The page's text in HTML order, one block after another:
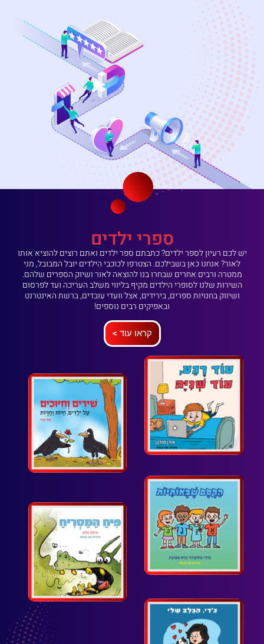
ספרי ילדים
יש לכם רעיון לספר ילדים? כתבתם ספר ילדים ואתם רוצים להוציא אותו
לאור? אנחנו כאן בשבילכם. הצטרפו לכוכבי הילדים יובל המבובל, מני
ממטרה ורבים אחרים שבחרו בנו להוצאה לאור ושיוק הספרים שלהם.
השירות שלנו לסופרי הילדים מקיף בליווי משלב העריכה ועד לפרסום
ושיווק בחנויות ספרים, בירידים, אצל וועדי עובדים, ברשת האינטרנט
ובאפיקים רבים נוספים!
קראו עוד >